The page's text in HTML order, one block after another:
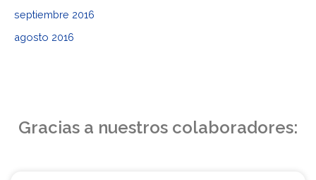
septiembre 2016
agosto 2016
Gracias a nuestros colaboradores: